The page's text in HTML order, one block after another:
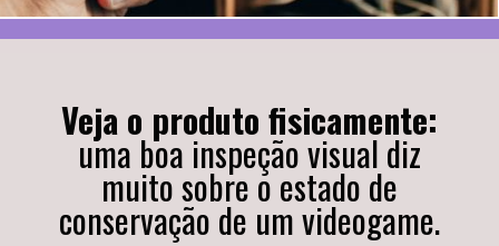
Veja o produto fisicamente:
uma boa inspeção visual diz
muito sobre o estado de
conservação de um videogame.